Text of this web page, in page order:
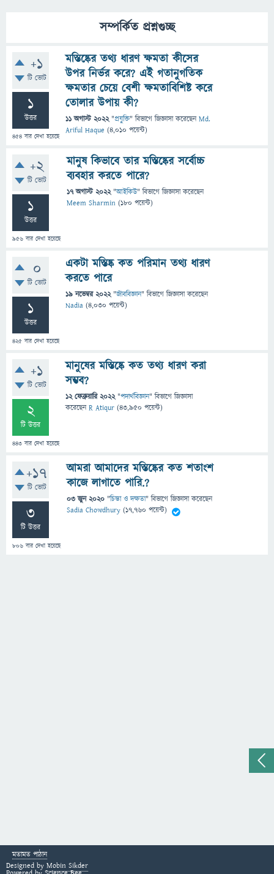
সম্পর্কিত প্রশ্নগুচ্ছ
+1
টি ভোট
1
উত্তর
454 বার দেখা হয়েছে
মস্তিষ্কের তথ্য ধারণ ক্ষমতা কীসের
উপর নির্ভর করে? এই গতানুগতিক
ক্ষমতার চেয়ে বেশী ক্ষমতাবিশিষ্ট করে
তোলার উপায় কী?
11 অগাস্ট 2022 "প্রযুক্তি" বিভাগে জিজ্ঞাসাকরেছেনMd.
Ariful Haque (4,010 পয়েন্ট)
+2
টি ভোট
1
উত্তর
956 বার দেখা হয়েছে
মানুষ কিভাবে তার মস্তিষ্কের সর্বোচ্চ
ব্যবহার করতে পারে?
17 অগাস্ট 2022 "আইকিউ" বিভাগে জিজ্ঞাসাকরেছেন
Meem Sharmin (180 পয়েন্ট)
0
টি ভোট
1
উত্তর
425 বার দেখা হয়েছে
একটা মস্তিষ্ক কত পরিমান তথ্য ধারণ
করতে পারে
19 নভেম্বর 2022 "জীববিজ্ঞান" বিভাগে জিজ্ঞাসাকরেছেন
Nadia (4,030 পয়েন্ট)
+1
টি ভোট
2
টি উত্তর
443 বার দেখা হয়েছে
মানুষের মস্তিষ্কে কত তথ্য ধারণ করা
সম্ভব?
12 ফেব্রুয়ারি 2022 "পদার্থবিজ্ঞান" বিভাগে জিজ্ঞাসা
করেছেনR Atiqur (43,950 পয়েন্ট)
+17
টি ভোট
3
টি উত্তর
806 বার দেখা হয়েছে
আমরা আমাদের মস্তিষ্কের কত শতাংশ
কাজে লাগাতে পারি.?
03 জুন 2020 "চিন্তা ও দক্ষতা" বিভাগে জিজ্ঞাসাকরেছেন
Sadia Chowdhury (17,760 পয়েন্ট)
মতামত পাঠান
Designed by Mobin Sikder